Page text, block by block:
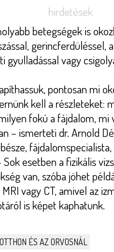
hirdetések
betegségek is
gerincferdüléssel,
gyulladással vagy
pontosan mi
kell a részleteket:
fokú a fájdalom, mi
– ismerteti dr. Arnold
Sok esetben a fizikális
van, szóba jöhet
vagy CT, amivel az
is képet kaphatunk.
ÉS AZ ORVOSNÁL